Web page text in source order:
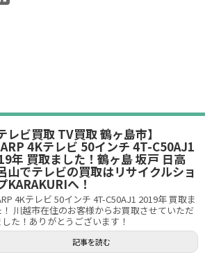
レビ買取 TV買取 鶴ヶ島市】
4Kテレビ 50インチ 4T-C50AJ1
年 買取ました！鶴ヶ島 坂戸 日高
山でテレビの買取はリサイクルショ
KARAKURIへ！
4Kテレビ 50インチ 4T-C50AJ1 2019年 買取ま
！ 川越市在住のお客様からお買取させていただ
た！ありがとうございます！
記事を読む